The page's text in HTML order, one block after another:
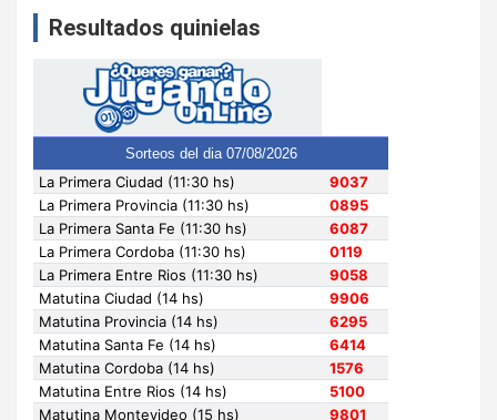
Resultados quinielas